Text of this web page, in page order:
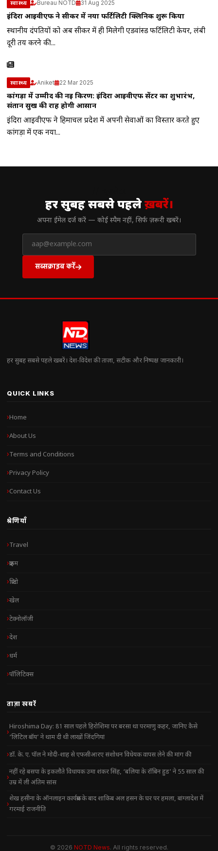
स्वास्थ्य Bureau NOTD 31 Aug 2025
इंदिरा आईवीएफ ने सीकर में नया फर्टिलिटी क्लिनिक शुरू किया
स्थानीय दंपतियों को अब सीकर में ही मिलेगी एडवांस्ड फर्टिलिटी केयर, लंबी
दूरी तय करने की...
स्वास्थ्य Aniket 22 Mar 2025
कांगड़ा में उम्मीद की नई किरण: इंदिरा आईवीएफ सेंटर का शुभारंभ,
संतान सुख की राह होगी आसान
इंदिरा आईवीएफ ने हिमाचल प्रदेश में अपनी सेवाओं का विस्तार करते हुए
कांगड़ा में एक नया...
हर सुबह सबसे पहलेख़बरें।
अपना ईमेल दर्ज करें — कोई स्पैम नहीं, सिर्फ ज़रूरी खबरें।
सब्सक्राइब करें
हर सुबह सबसे पहले खबरें। देश-विदेश की ताज़ा, सटीक और निष्पक्ष जानकारी।
QUICK LINKS
Home
About Us
Terms and Conditions
Privacy Policy
Contact Us
श्रेणियाँ
Travel
क्राइम
क्रिप्टो
खेल
टेक्नोलॉजी
देश
धर्म
पॉलिटिक्स
ताज़ा खबरें
Hiroshima Day: 81 साल पहले हिरोशिमा पर बरसा था परमाणु कहर, जानिए कैसे
‘लिटिल बॉय’ ने थाम दी थी लाखों जिंदगियां
डॉ. के. ए. पॉल ने मोदी-शाह से एफसीआरए संशोधन विधेयक वापस लेने की मांग की
नहीं रहे बसपा के इकलौते विधायक उमा शंकर सिंह, ‘बलिया के रॉबिन हुड’ ने 55 साल की
उम्र में ली अंतिम सांस
शेख हसीना के ऑनलाइन कार्यक्रम के बाद शाकिब अल हसन के घर पर हमला, बांग्लादेश में
गरमाई राजनीति
© 2026 NOTD News. All rights reserved.